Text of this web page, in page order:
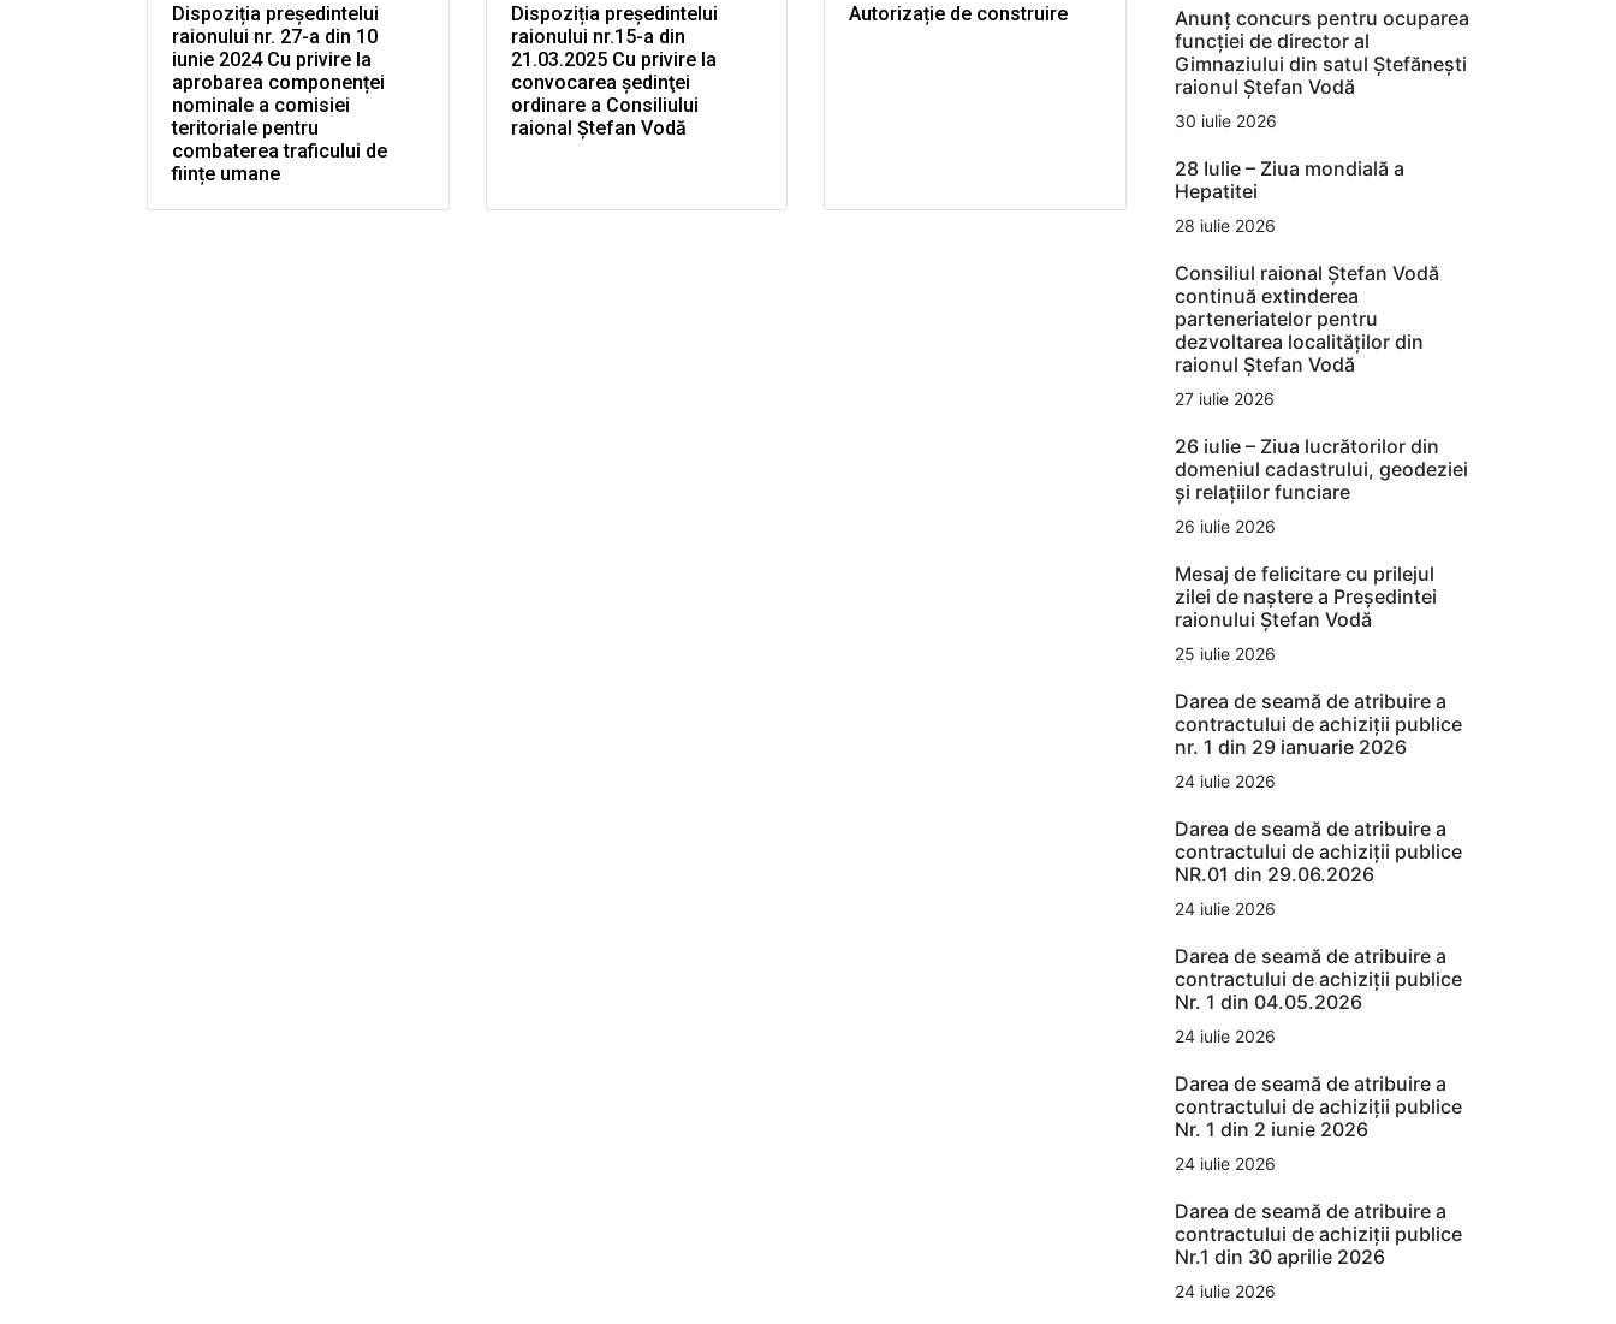
Dispoziția președintelui
raionului nr. 27-a din 10
iunie 2024 Cu privire la
aprobarea componenței
nominale a comisiei
teritoriale pentru
combaterea traficului de
ființe umane
Dispoziția președintelui
raionului nr.15-a din
21.03.2025 Cu privire la
convocarea şedinţei
ordinare a Consiliului
raional Ştefan Vodă
Autorizație de construire
Anunț concurs pentru ocuparea
funcției de director al
Gimnaziului din satul Ștefănești
raionul Ștefan Vodă
30 iulie 2026
28 Iulie – Ziua mondială a
Hepatitei
28 iulie 2026
Consiliul raional Ștefan Vodă
continuă extinderea
parteneriatelor pentru
dezvoltarea localităților din
raionul Ștefan Vodă
27 iulie 2026
26 iulie – Ziua lucrătorilor din
domeniul cadastrului, geodeziei
și relațiilor funciare
26 iulie 2026
Mesaj de felicitare cu prilejul
zilei de naștere a Președintei
raionului Ștefan Vodă
25 iulie 2026
Darea de seamă de atribuire a
contractului de achiziții publice
nr. 1 din 29 ianuarie 2026
24 iulie 2026
Darea de seamă de atribuire a
contractului de achiziții publice
NR.01 din 29.06.2026
24 iulie 2026
Darea de seamă de atribuire a
contractului de achiziții publice
Nr. 1 din 04.05.2026
24 iulie 2026
Darea de seamă de atribuire a
contractului de achiziții publice
Nr. 1 din 2 iunie 2026
24 iulie 2026
Darea de seamă de atribuire a
contractului de achiziții publice
Nr.1 din 30 aprilie 2026
24 iulie 2026